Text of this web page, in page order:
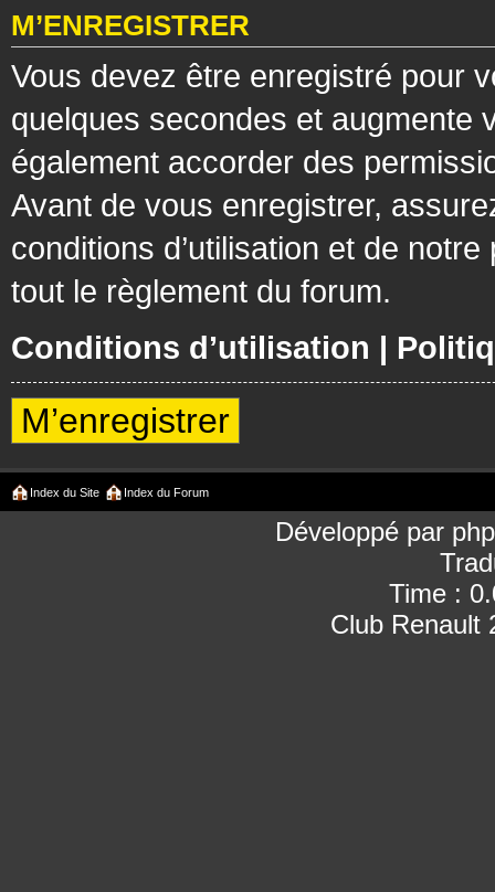
M’ENREGISTRER
Vous devez être enregistré pour
quelques secondes et augmente
également accorder des
Avant de vous enregistrer,
conditions d’utilisation et de
tout le règlement du forum.
Conditions d’utilisation |
M’enregistrer
Index du Site Index du Forum
Développé par
Time :
Club Renault